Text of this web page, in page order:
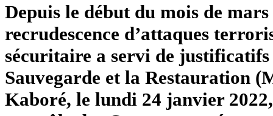
Depuis le début du mois de
recrudescence d’attaques
sécuritaire a servi de
Sauvegarde et la Restauration
Kaboré, le lundi 24 janvier